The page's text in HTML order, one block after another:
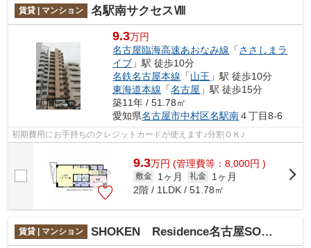
賃貸 | マンション 名駅南サクセスⅧ
9.3万円
名古屋臨海高速あおなみ線 「ささしまラ
イブ 」駅 徒歩10分
名鉄名古屋本線 「山王 」駅 徒歩10分
東海道本線 「名古屋 」駅 徒歩15分
築11年 / 51.78㎡
愛知県名古屋市中村区名駅南４丁目8-6
初期費用にお手持ちのクレジットカードが使えます♪分割ＯＫ♪
9.3万円 (管理費等：8,000円 )
敷金 1ヶ月 礼金
1ヶ月
2階 / 1LDK / 51.78㎡
賃貸 | マンション SHOKEN Residence名古屋SOUTH